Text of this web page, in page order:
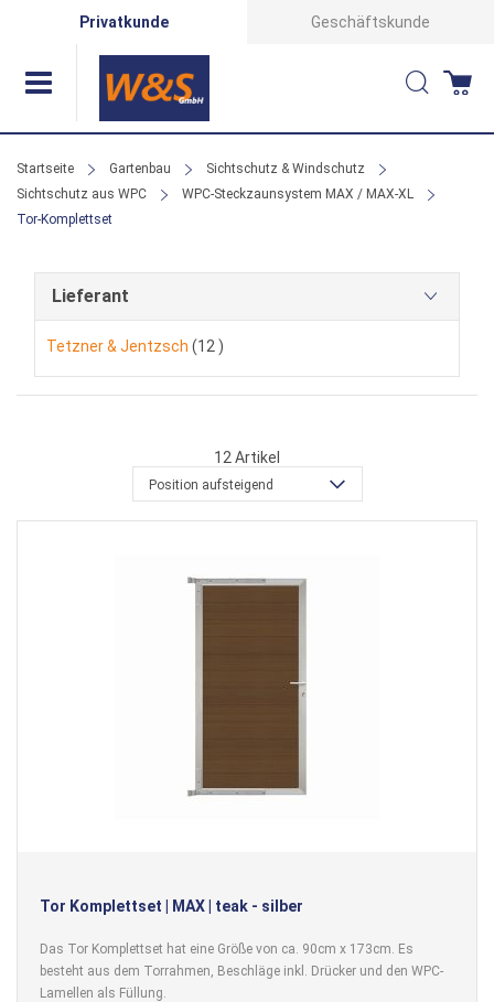
Privatkunde Geschäftskunde
Suche
Startseite Gartenbau
Sichtschutz & Windschutz
Sichtschutz aus WPC
WPC-Steckzaunsystem MAX / MAX-XL
Tor-Komplettset
12 Artikel
Position aufsteigend
Tor Komplettset | MAX | teak - silber
Das Tor Komplettset hat eine Größe von ca. 90cm x 173cm. Es
besteht aus dem Torrahmen, Beschläge inkl. Drücker und den WPC-
Lamellen als Füllung.
Lieferant
Tetzner & Jentzsch 12 Artikel